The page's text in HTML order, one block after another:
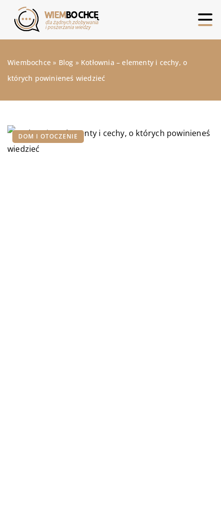
Wiembochce » Blog » Kotłownia – elementy i cechy, o
których powinieneś wiedzieć
DOM I OTOCZENIE